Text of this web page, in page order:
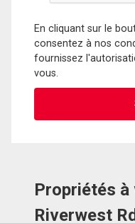
En cliquant sur le
consentez à nos
fournissez
vous.
Propriétés à
Riverwest Rd